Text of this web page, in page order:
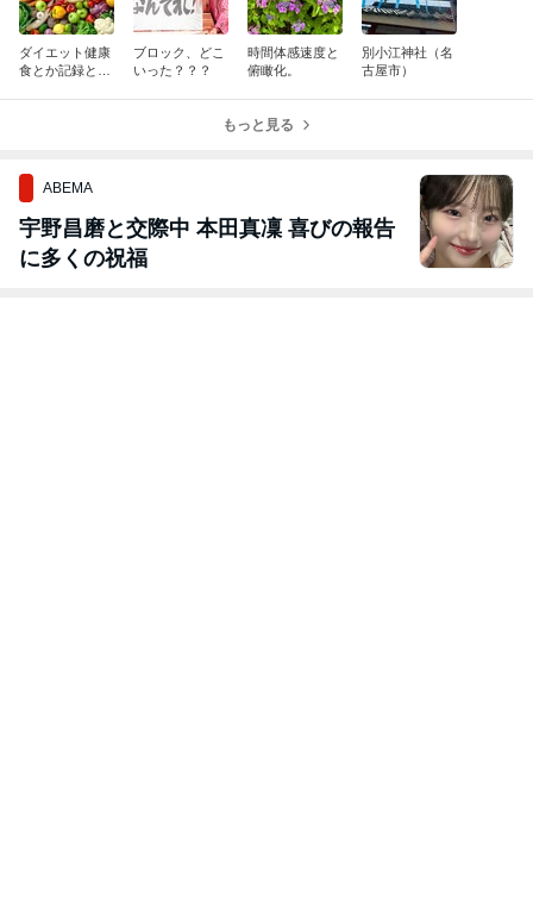
ダイエット健康
食とか記録と
ブロック、どこ
いった？？？
時間体感速度と
俯瞰化。
別小江神社（名
古屋市）
もっと見る
ABEMA
宇野昌磨と交際中 本田真凜 喜びの報告
に多くの祝福